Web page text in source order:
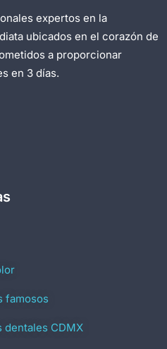
expertos en la
ubicados en el corazón de
a proporcionar
en 3 días.
famosos
dentales CDMX